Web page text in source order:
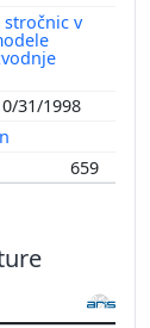
stročnic v
31/1998
659